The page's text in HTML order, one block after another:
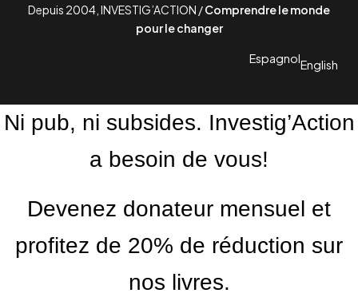
Depuis 2004, INVESTIG’ACTION /Comprendre le monde
pour le changer
EspagnolEnglish
Ni pub, ni subsides. Investig’Action
a besoin de vous!
Devenez donateur mensuel et
profitez de 20% de réduction sur
nos livres.